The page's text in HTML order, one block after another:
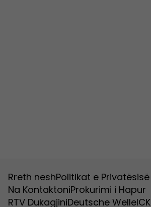
Rreth neshPolitikat e Privatësisë
Na KontaktoniProkurimi i Hapur
RTV DukagjiniDeutsche WelleICK